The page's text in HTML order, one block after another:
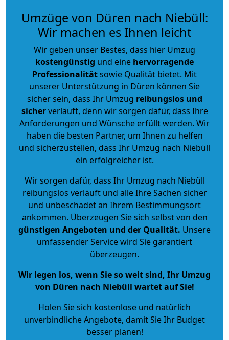
Umzüge von Düren nach Niebüll:
Wir machen es Ihnen leicht
Wir geben unser Bestes, dass hier Umzug
kostengünstig und eine hervorragende
Professionalitätsowie Qualität bietet. Mit
unserer Unterstützung in Düren können Sie
sicher sein, dass Ihr Umzug reibungslos und
sicherverläuft, denn wir sorgen dafür, dass Ihre
Anforderungen und Wünsche erfüllt werden. Wir
haben die besten Partner, um Ihnen zu helfen
und sicherzustellen, dass Ihr Umzug nach Niebüll
ein erfolgreicher ist.
Wir sorgen dafür, dass Ihr Umzug nach Niebüll
reibungslos verläuft und alle Ihre Sachen sicher
und unbeschadet an Ihrem Bestimmungsort
ankommen. Überzeugen Sie sich selbst von den
günstigen Angeboten und der Qualität. Unsere
umfassender Service wird Sie garantiert
überzeugen.
Wir legen los, wenn Sie so weit sind, Ihr Umzug
von Düren nach Niebüll wartet auf Sie!
Holen Sie sich kostenlose und natürlich
unverbindliche Angebote, damit Sie Ihr Budget
besser planen!